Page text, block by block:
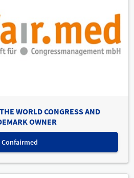
WORLD CONGRESS AND
OWNER
Confairmed